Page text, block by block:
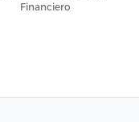
Financiero